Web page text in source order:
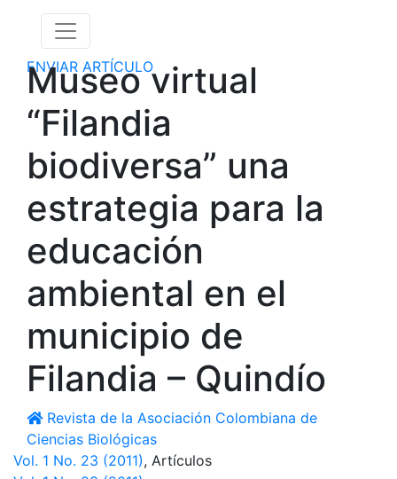
ENVIAR ARTÍCULO
Museo virtual
“Filandia
biodiversa” una
estrategia para la
educación
ambiental en el
municipio de
Filandia – Quindío
Revista de la Asociación Colombiana de
Ciencias Biológicas
Vol. 1 No. 23 (2011), Artículos